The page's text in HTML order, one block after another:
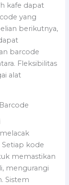
kafe dapat
yang
berikutnya,
barcode
Fleksibilitas
alat
kode
memastikan
mengurangi
Sistem